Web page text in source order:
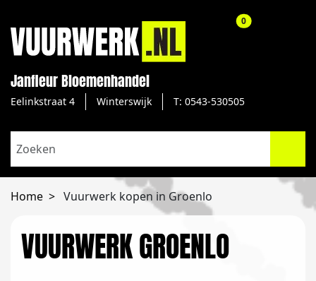
Janfleur Bloemenhandel
Eelinkstraat 4 Winterswijk T: 0543-530505
0aantal
Home Vuurwerk kopen in Groenlo
VUURWERK GROENLO